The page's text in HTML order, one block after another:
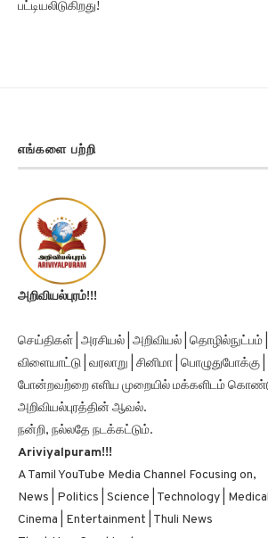
அறிவியல்புரம்!!!
விளையாட்டு | வரலாறு | சினிமா | பொழுதுபோக்கு |
போன்றவற்றை எளிய முறையில் மக்களிடம்
அறிவியல்புரத்தின் ஆவல்.
நன்றி, நல்லதே நடக்கட்டும்.
Ariviyalpuram!!!
A Tamil YouTube Media Channel Focusing on,
News | Politics | Science | Technology |
Cinema | Entertainment | Thuli News
Thank You, Good Luck.